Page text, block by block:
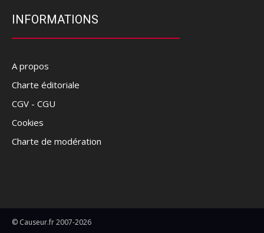
INFORMATIONS
A propos
Charte éditoriale
CGV - CGU
Cookies
Charte de modération
© Causeur.fr 2007-2026